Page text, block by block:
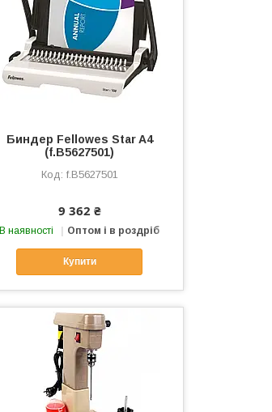
Биндер Fellowes Star A4
(f.B5627501)
f.B5627501
9 362 ₴
В наявності Оптом і в роздріб
Купити